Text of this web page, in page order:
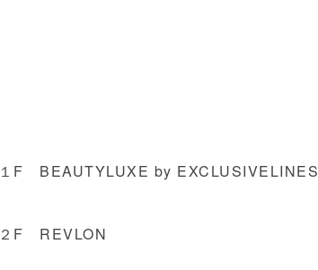
１F BEAUTYLUXE by EXCLUSIVELINES
２F REVLON